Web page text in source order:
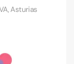
Asturias